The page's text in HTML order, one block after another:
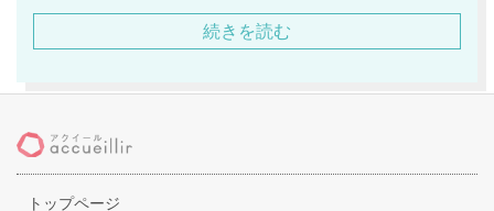
ンドカルぺディエム(C-DIEM)にて商品の生産管理を担当。父
がニットの生産会社を経営していたこともあり、その後ニッ
うに計算されて作られたニットセーターなどは、独自のニッ
ることはありません。そのため多くのアイテムはリバーシブ
ルで着用することができ、タグは背中の部分に開けられた穴
にワイヤーを通す形で取り外すことが可能です。その他布帛
続きを読む
トップページ